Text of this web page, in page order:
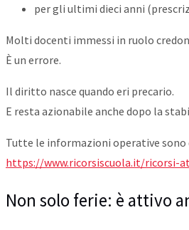
per gli ultimi dieci anni
Molti docenti immessi in ruolo
È un errore.
Il diritto nasce quando eri precario.
E resta azionabile anche dopo la
Tutte le informazioni operative sono
https://www.ricorsiscuola.it/ricorsi-
Non solo ferie: è attivo